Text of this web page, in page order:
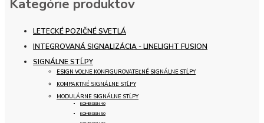
Kategórie produktov
LETECKÉ POZIČNÉ SVETLÁ
INTEGROVANÁ SIGNALIZÁCIA - LINELIGHT FUSION
SIGNÁLNE STĹPY
ESIGN VOĽNE KONFIGUROVATEĽNÉ SIGNÁLNE STĹPY
KOMPAKTNÉ SIGNÁLNE STĹPY
MODULÁRNE SIGNÁLNE STĹPY
KOMBISIGN 40
KOMBISIGN 50